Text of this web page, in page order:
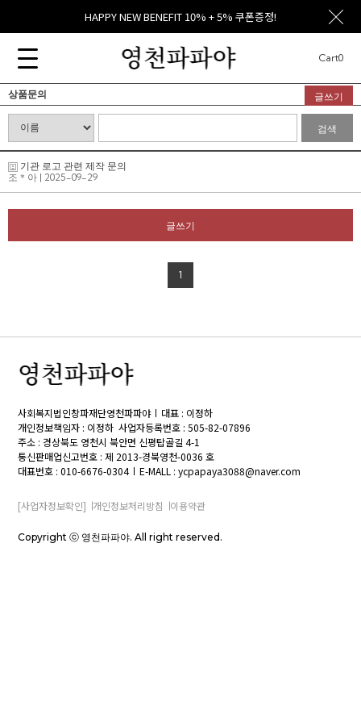
HAPPY NEW BENEFIT 10% + 5% 쿠폰증정!
Cart0
상품문의 글쓰기
검색
기관 로고 관련 제작 문의
조＊아 | 2025-09-29
글쓰기
1
사회복지법인창파재단영천파파야
대표 : 이정하
개인정보책임자 : 이정하 사업자등록번호 : 505-82-07896
주소 : 경상북도 영천시 북안면 신평탑골길 4-1
통신판매업신고번호 : 제 2013-경북영천-0036 호
대표번호 : 010-6676-0304
E-MALL : ycpapaya3088@naver.com
[사업자정보확인] 개인정보처리방침 이용약관
Copyright ⓒ 영천파파야. All right reserved.